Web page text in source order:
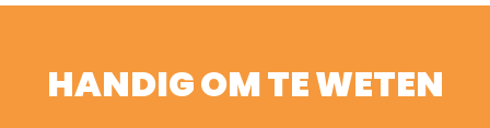
HANDIG OM TE WETEN